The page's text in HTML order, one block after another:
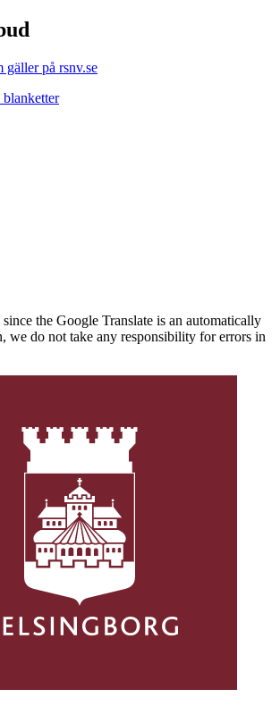
på rsnv.se
blanketter
the Google Translate is an automatically
we do not take any responsibility for errors in